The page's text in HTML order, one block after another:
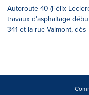
Autoroute 40 (Félix-
travaux d'asphaltage
341 et la rue Valmont, dès